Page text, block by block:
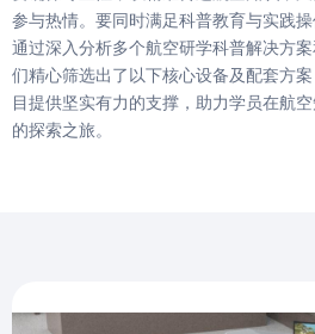
参与热情。要同时满足科普教育与实践操
通过深入分析多个航空研学科普解决方
们精心筛选出了以下核心设备及配套方
目提供坚实有力的支撑，助力学员在航
的探索之旅。